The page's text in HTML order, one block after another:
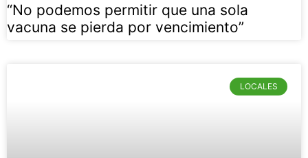
“No podemos permitir que una sola
vacuna se pierda por vencimiento”
LOCALES